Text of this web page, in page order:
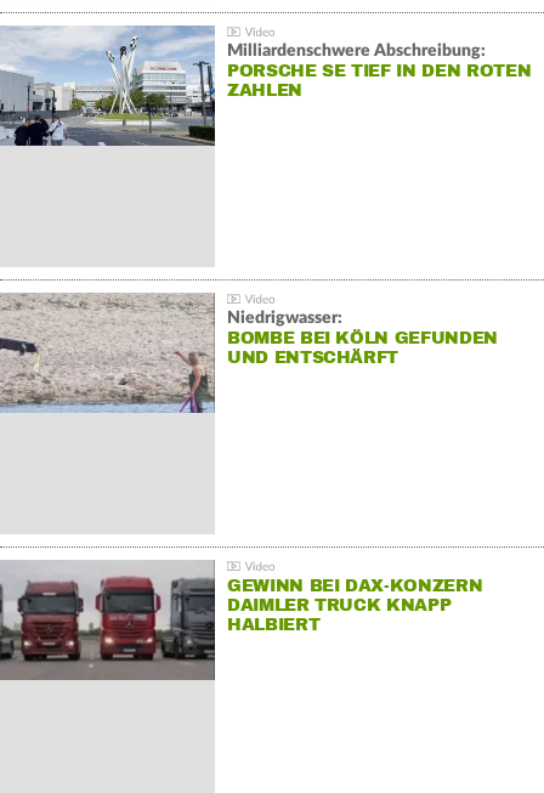
Milliardenschwere Abschreibung:
PORSCHE SE TIEF IN DEN ROTEN
ZAHLEN
Niedrigwasser:
BOMBE BEI KÖLN GEFUNDEN
UND ENTSCHÄRFT
GEWINN BEI DAX-KONZERN
DAIMLER TRUCK KNAPP
HALBIERT